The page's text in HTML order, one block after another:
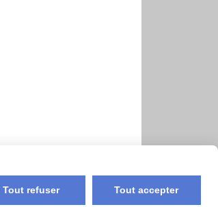
Tout refuser Tout accepter